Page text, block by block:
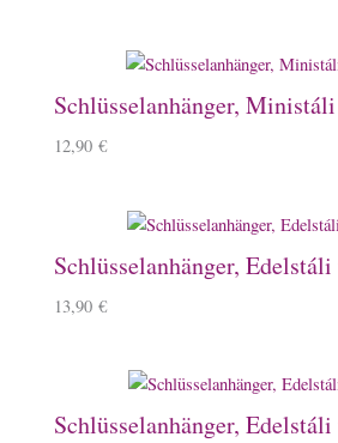
Schlüsselanhänger,
12,90 €
Schlüsselanhänger,
13,90 €
Schlüsselanhänger,